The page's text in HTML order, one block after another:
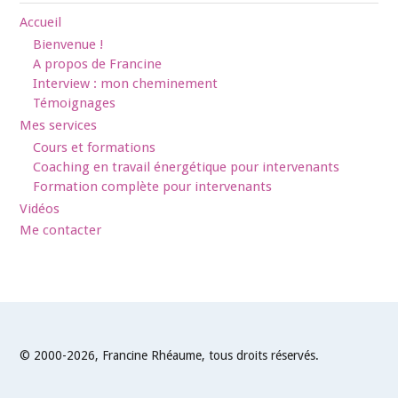
Accueil
Bienvenue !
A propos de Francine
Interview : mon cheminement
Témoignages
Mes services
Cours et formations
Coaching en travail énergétique pour intervenants
Formation complète pour intervenants
Vidéos
Me contacter
© 2000-2026, Francine Rhéaume, tous droits réservés.